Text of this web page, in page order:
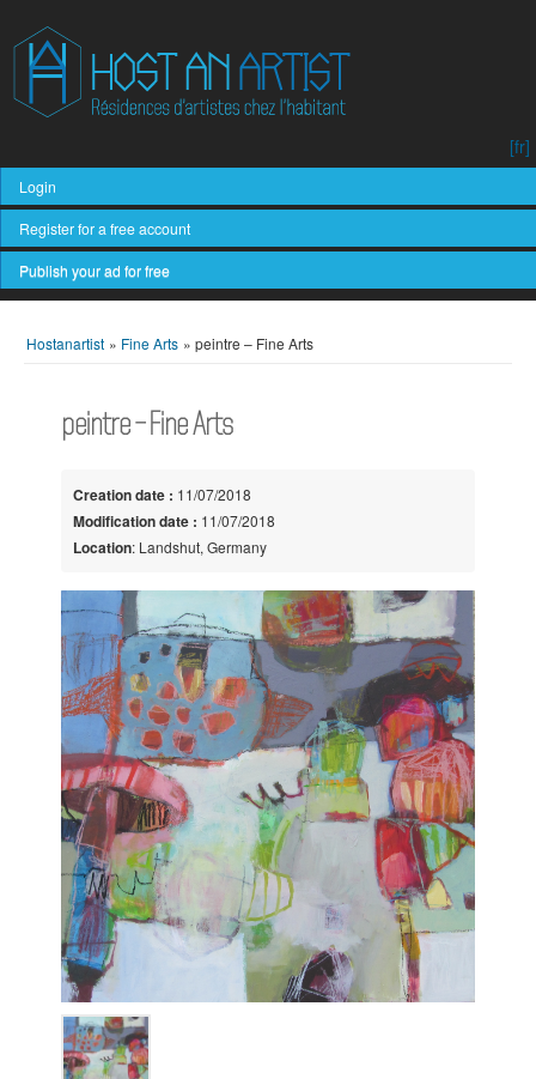
Login
Register for a free account
[fr]
Publish your ad for free
Hostanartist » Fine Arts » peintre – Fine Arts
peintre – Fine Arts
Creation date : 11/07/2018
Modification date : 11/07/2018
Location: Landshut, Germany